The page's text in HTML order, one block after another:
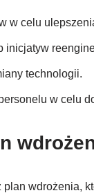
w celu
inicjatyw
technologii.
w celu
wdrożenia,